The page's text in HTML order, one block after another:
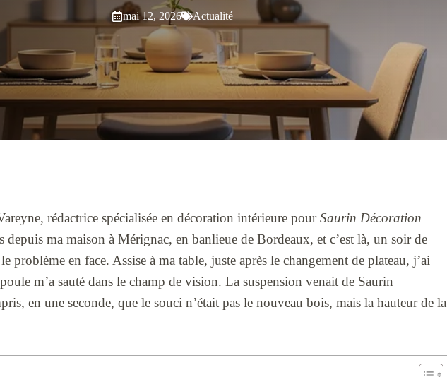
mai 12, 2026 Actualité
rédactrice spécialisée en décoration intérieure pourSaurin Décoration
depuis ma maison à Mérignac, en banlieue de Bordeaux, et c’est là, un soir de
problème en face. Assise à ma table, juste après le changement de plateau, j’ai
m’a sauté dans le champ de vision. La suspension venait de Saurin
en une seconde, que le souci n’était pas le nouveau bois, mais la hauteur de la